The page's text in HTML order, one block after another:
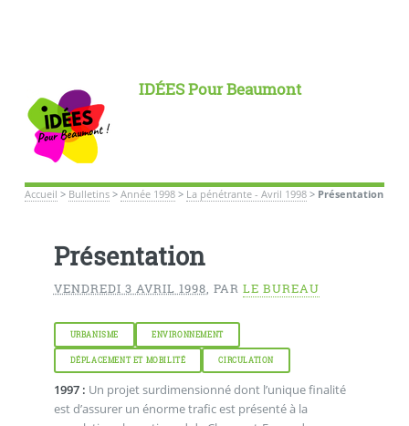
IDÉES Pour Beaumont
Accueil > Bulletins> Année 1998> La pénétrante - Avril 1998> Présentation
Présentation
VENDREDI 3 AVRIL 1998, PAR LE BUREAU
URBANISME ENVIRONNEMENT
DÉPLACEMENT ET MOBILITÉ CIRCULATION
1997 : Un projet surdimensionné dont l’unique finalité
est d’assurer un énorme trafic est présenté à la